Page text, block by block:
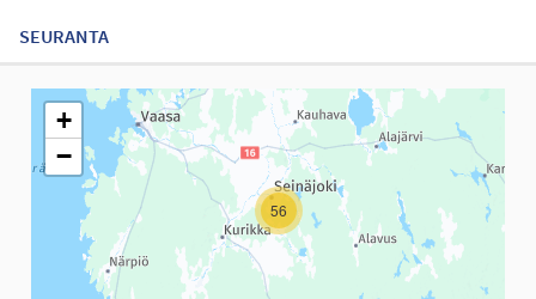
SEURANTA
Seuraavassa elementissä on kartta, joka esittää tämän
56
+
−